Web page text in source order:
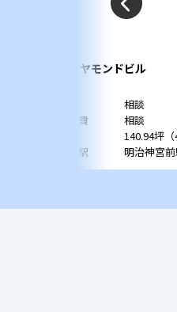
ダイヤモンドビル
相談
共益費
相談
140.94坪（
最寄駅
明治神宮